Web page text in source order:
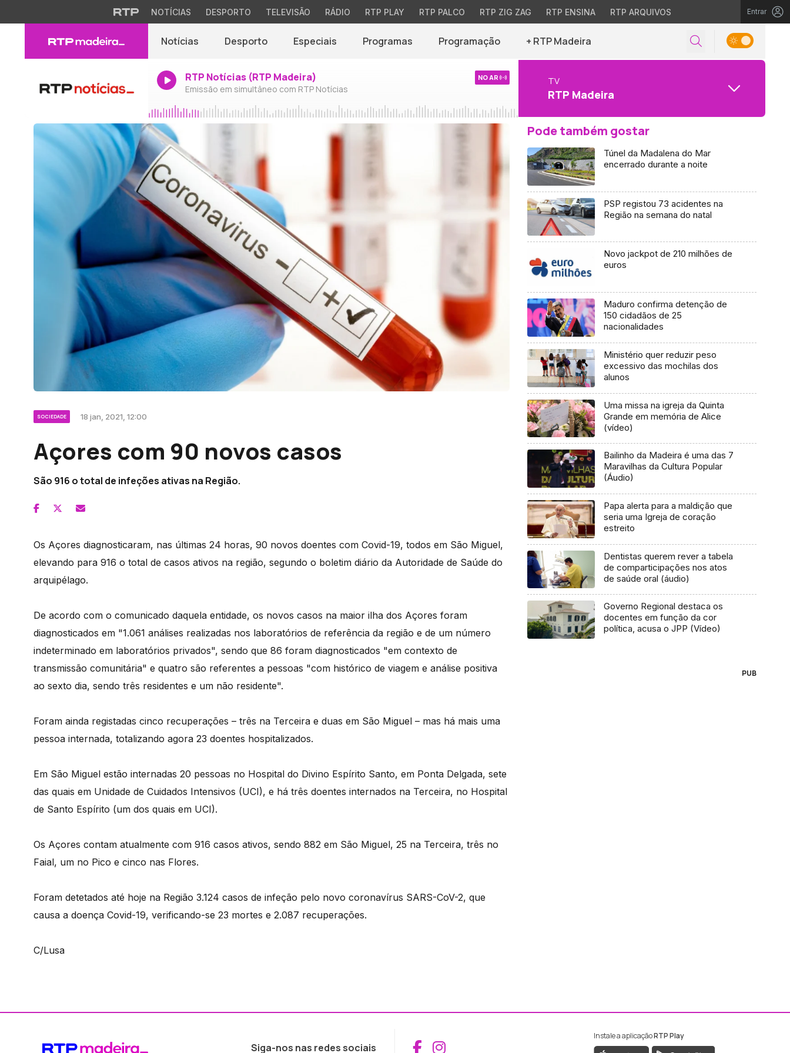
NOTÍCIAS DESPORTO TELEVISÃO RÁDIO RTP PLAY RTP PALCO RTP ZIG ZAG RTP ENSINA RTP ARQUIVOS Entrar
Notícias Desporto Especiais Programas Programação + RTP Madeira
RTP Notícias (RTP Madeira)
Emissão em simultâneo com RTP Notícias
NO AR TV
RTP Madeira
SOCIEDADE 18 jan, 2021, 12:00
Açores com 90 novos casos
São 916 o total de infeções ativas na Região.
Os Açores diagnosticaram, nas últimas 24 horas, 90 novos doentes com Covid-19, todos em São Miguel,
elevando para 916 o total de casos ativos na região, segundo o boletim diário da Autoridade de Saúde do
arquipélago.
De acordo com o comunicado daquela entidade, os novos casos na maior ilha dos Açores foram
diagnosticados em "1.061 análises realizadas nos laboratórios de referência da região e de um número
indeterminado em laboratórios privados", sendo que 86 foram diagnosticados "em contexto de
transmissão comunitária" e quatro são referentes a pessoas "com histórico de viagem e análise positiva
ao sexto dia, sendo três residentes e um não residente".
Foram ainda registadas cinco recuperações – três na Terceira e duas em São Miguel – mas há mais uma
pessoa internada, totalizando agora 23 doentes hospitalizados.
Em São Miguel estão internadas 20 pessoas no Hospital do Divino Espírito Santo, em Ponta Delgada, sete
das quais em Unidade de Cuidados Intensivos (UCI), e há três doentes internados na Terceira, no Hospital
de Santo Espírito (um dos quais em UCI).
Os Açores contam atualmente com 916 casos ativos, sendo 882 em São Miguel, 25 na Terceira, três no
Faial, um no Pico e cinco nas Flores.
Foram detetados até hoje na Região 3.124 casos de infeção pelo novo coronavírus SARS-CoV-2, que
causa a doença Covid-19, verificando-se 23 mortes e 2.087 recuperações.
C/Lusa
Pode também gostar
Túnel da Madalena do Mar
encerrado durante a noite
PSP registou 73 acidentes na
Região na semana do natal
Novo jackpot de 210 milhões de
euros
Maduro confirma detenção de
150 cidadãos de 25
nacionalidades
Ministério quer reduzir peso
excessivo das mochilas dos
alunos
Uma missa na igreja da Quinta
Grande em memória de Alice
(vídeo)
Bailinho da Madeira é uma das 7
Maravilhas da Cultura Popular
(Áudio)
Papa alerta para a maldição que
seria uma Igreja de coração
estreito
Dentistas querem rever a tabela
de comparticipações nos atos
de saúde oral (áudio)
Governo Regional destaca os
docentes em função da cor
política, acusa o JPP (Vídeo)
PUB
Siga-nos nas redes sociais Aceder ao Facebook da RTP Madeira
Aceder ao Instagram da RTP Madeira
Instale a aplicaçãoRTP Play